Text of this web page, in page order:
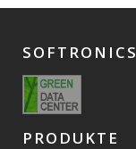
SOFTRONICS
PRODUKTE